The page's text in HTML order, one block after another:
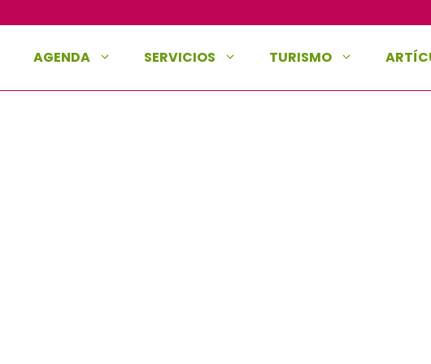
AGENDA SERVICIOS TURISMO